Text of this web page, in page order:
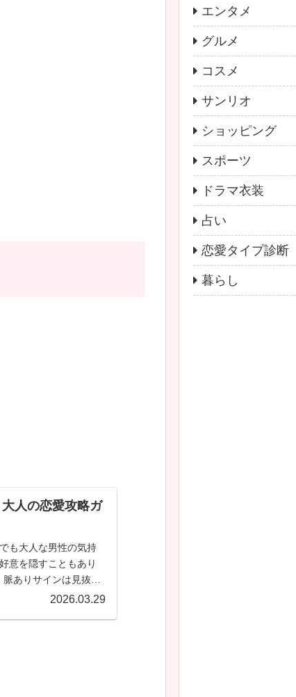
人の恋愛攻略ガ
も大人な男性の気持
意を隠すこともあり
ありサインは見抜き
2026.03.29
エンタメ
グルメ
コスメ
サンリオ
ショッピング
スポーツ
ドラマ衣装
占い
恋愛タイプ診断
暮らし